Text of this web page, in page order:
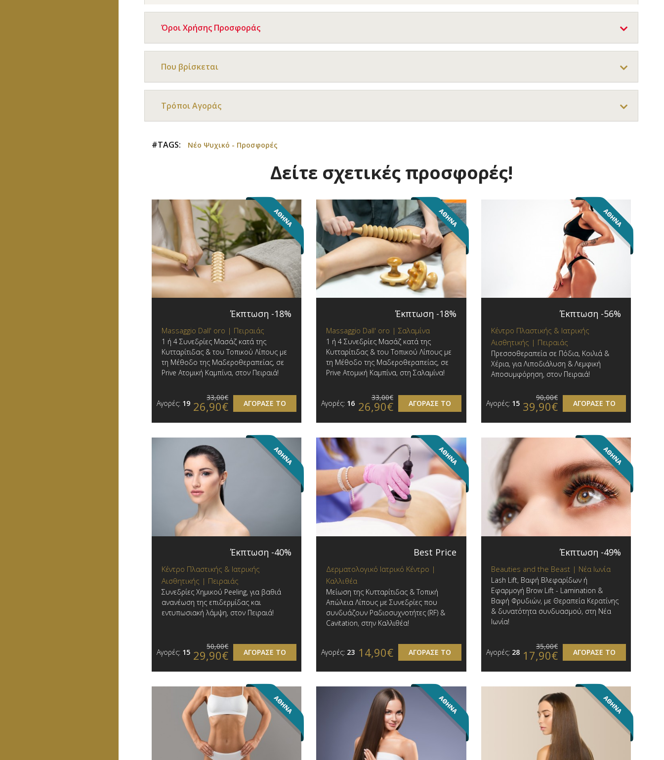
Όροι Χρήσης Προσφοράς
Που βρίσκεται
Τρόποι Αγοράς
#TAGS: Νέο Ψυχικό - Προσφορές
Δείτε σχετικές προσφορές!
Έκπτωση -18%
Massaggio Dall' oro | Πειραιάς
1 ή 4 Συνεδρίες Μασάζ κατά της
Κυτταρίτιδας & του Τοπικού Λίπους με
τη Μέθοδο της Μαδεροθεραπείας, σε
Prive Ατομική Καμπίνα, στον Πειραιά!
Αγορές: 19 ΑΓΟΡΑΣΕ ΤΟ
33,00€
26,90€
Έκπτωση -18%
Massaggio Dall' oro | Σαλαμίνα
1 ή 4 Συνεδρίες Μασάζ κατά της
Κυτταρίτιδας & του Τοπικού Λίπους με
τη Μέθοδο της Μαδεροθεραπείας, σε
Prive Ατομική Καμπίνα, στη Σαλαμίνα!
Αγορές: 16 ΑΓΟΡΑΣΕ ΤΟ
33,00€
26,90€
Έκπτωση -56%
Κέντρο Πλαστικής & Ιατρικής
Αισθητικής | Πειραιάς
Πρεσσοθεραπεία σε Πόδια, Κοιλιά &
Χέρια, για Λιποδιάλυση & Λεμφική
Αποσυμφόρηση, στον Πειραιά!
Αγορές: 15 ΑΓΟΡΑΣΕ ΤΟ
90,00€
39,90€
Έκπτωση -40%
Κέντρο Πλαστικής & Ιατρικής
Αισθητικής | Πειραιάς
Συνεδρίες Χημικού Peeling, για βαθιά
ανανέωση της επιδερμίδας και
εντυπωσιακή λάμψη, στον Πειραιά!
Αγορές: 15 ΑΓΟΡΑΣΕ ΤΟ
50,00€
29,90€
Best Price
Δερματολογικό Ιατρικό Κέντρο |
Καλλιθέα
Μείωση της Κυτταρίτιδας & Τοπική
Απώλεια Λίπους με Συνεδρίες που
συνδυάζουν Ραδιοσυχνοτήτες (RF) &
Cavitation, στην Καλλιθέα!
Αγορές: 23 ΑΓΟΡΑΣΕ ΤΟ
14,90€
Έκπτωση -49%
Beauties and the Beast | Νέα Ιωνία
Lash Lift, Βαφή Βλεφαρίδων ή
Εφαρμογή Brow Lift - Lamination &
Βαφή Φρυδιών, με Θεραπεία Κερατίνης
& δυνατότητα συνδυασμού, στη Νέα
Ιωνία!
Αγορές: 28 ΑΓΟΡΑΣΕ ΤΟ
35,00€
17,90€